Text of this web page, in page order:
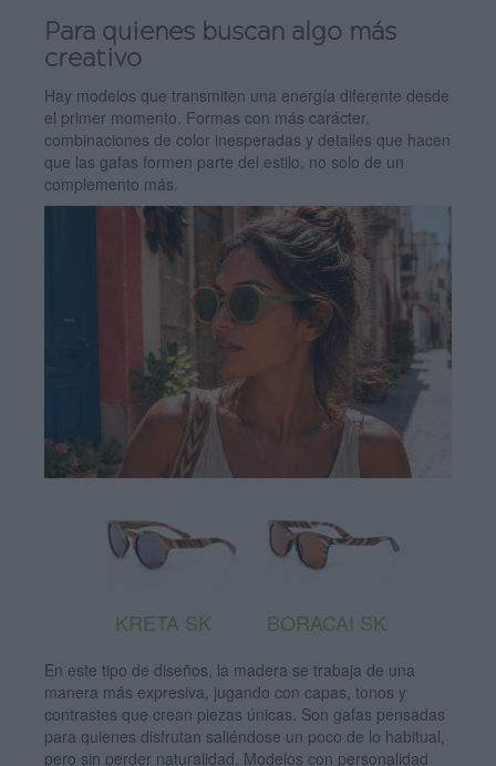
Para quienes buscan algo más
creativo
Hay modelos que transmiten una energía diferente desde
el primer momento. Formas con más carácter,
combinaciones de color inesperadas y detalles que hacen
que las gafas formen parte del estilo, no solo de un
complemento más.
KRETA SK BORACAI SK
En este tipo de diseños, la madera se trabaja de una
manera más expresiva, jugando con capas, tonos y
contrastes que crean piezas únicas. Son gafas pensadas
para quienes disfrutan saliéndose un poco de lo habitual,
pero sin perder naturalidad. Modelos con personalidad